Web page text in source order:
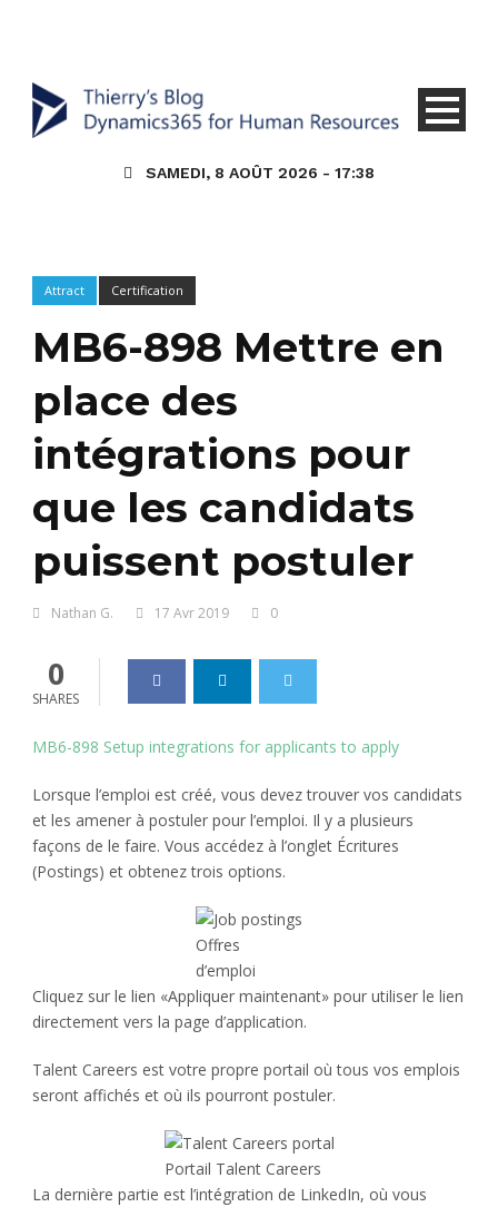
SAMEDI, 8 AOÛT 2026 - 17:38
Attract Certification
MB6-898 Mettre en
place des
intégrations pour
que les candidats
puissent postuler
Nathan G. 17 Avr 2019 0
0
SHARES
MB6-898 Setup integrations for applicants to apply
Lorsque l’emploi est créé, vous devez trouver vos candidats
et les amener à postuler pour l’emploi. Il y a plusieurs
façons de le faire. Vous accédez à l’onglet Écritures
(Postings) et obtenez trois options.
Offres
d’emploi
Cliquez sur le lien «Appliquer maintenant» pour utiliser le lien
directement vers la page d’application.
Talent Careers est votre propre portail où tous vos emplois
seront affichés et où ils pourront postuler.
Portail Talent Careers
La dernière partie est l’intégration de LinkedIn, où vous